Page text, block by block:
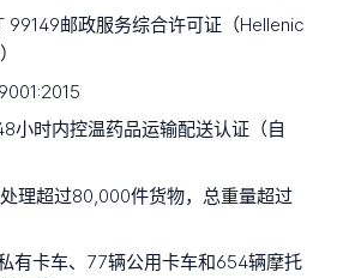
99149邮政服务综合许可证（Hellenic
小时内控温药品运输配送认证（自
理超过80,000件货物，总重量超过
有卡车、77辆公用卡车和654辆摩托